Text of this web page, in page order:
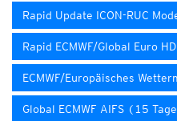
Rapid Update ICON-RUC
Rapid ECMWF/Global Euro
ECMWF/Europäisches
Global ECMWF AIFS (15